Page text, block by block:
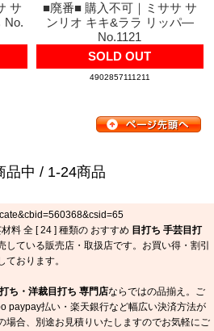
サ
No.
■廃番■ 購入不可｜ミササ サ
ンリオ キキ&ララ リッパ―
No.1121
SOLD OUT
4902857111211
品中 / 1-24商品
料 全 [24 ] 種類の おすすめ 目打ち 手芸目打
している販売店・取扱店です。お買い得・割引
おります。
ち・洋裁目打ち 専門店ならではの品揃え。ご
paypay払い・楽天銀行など幅広い決済方法が
場合、別途お見積りいたしますのでお気軽にご